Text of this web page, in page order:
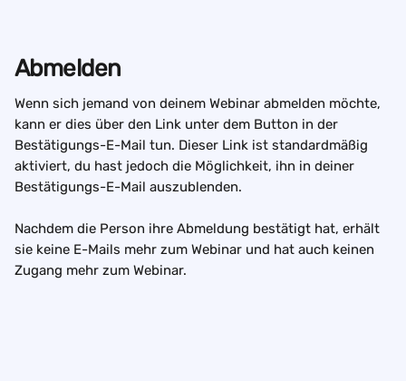
Abmelden
Wenn sich jemand von deinem Webinar abmelden möchte,
kann er dies über den Link unter dem Button in der
Bestätigungs-E-Mail tun. Dieser Link ist standardmäßig
aktiviert, du hast jedoch die Möglichkeit, ihn in deiner
Bestätigungs-E-Mail auszublenden.
Nachdem die Person ihre Abmeldung bestätigt hat, erhält
sie keine E-Mails mehr zum Webinar und hat auch keinen
Zugang mehr zum Webinar.